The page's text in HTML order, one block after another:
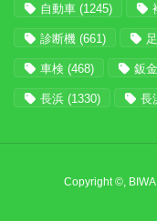
自動車 (1245)
診断機 (661)
車検 (468) 鈑金
長浜 (1330) 長
Copyright ©,